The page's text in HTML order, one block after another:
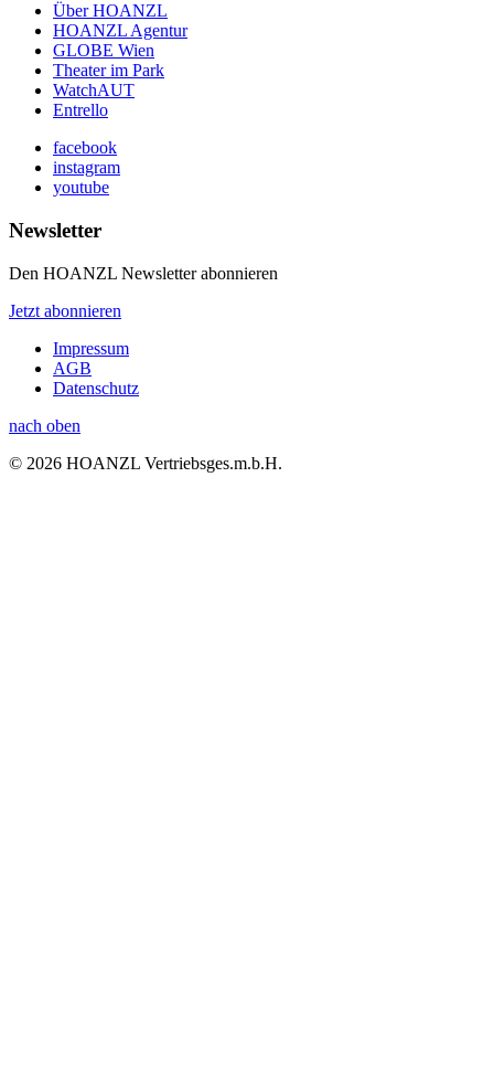
Über HOANZL
HOANZL Agentur
GLOBE Wien
Theater im Park
WatchAUT
Entrello
facebook
instagram
youtube
Newsletter
Den HOANZL Newsletter abonnieren
Jetzt abonnieren
Impressum
AGB
Datenschutz
nach oben
© 2026 HOANZL Vertriebsges.m.b.H.